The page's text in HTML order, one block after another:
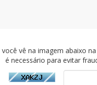
vê na imagem abaixo
é necessário para evitar